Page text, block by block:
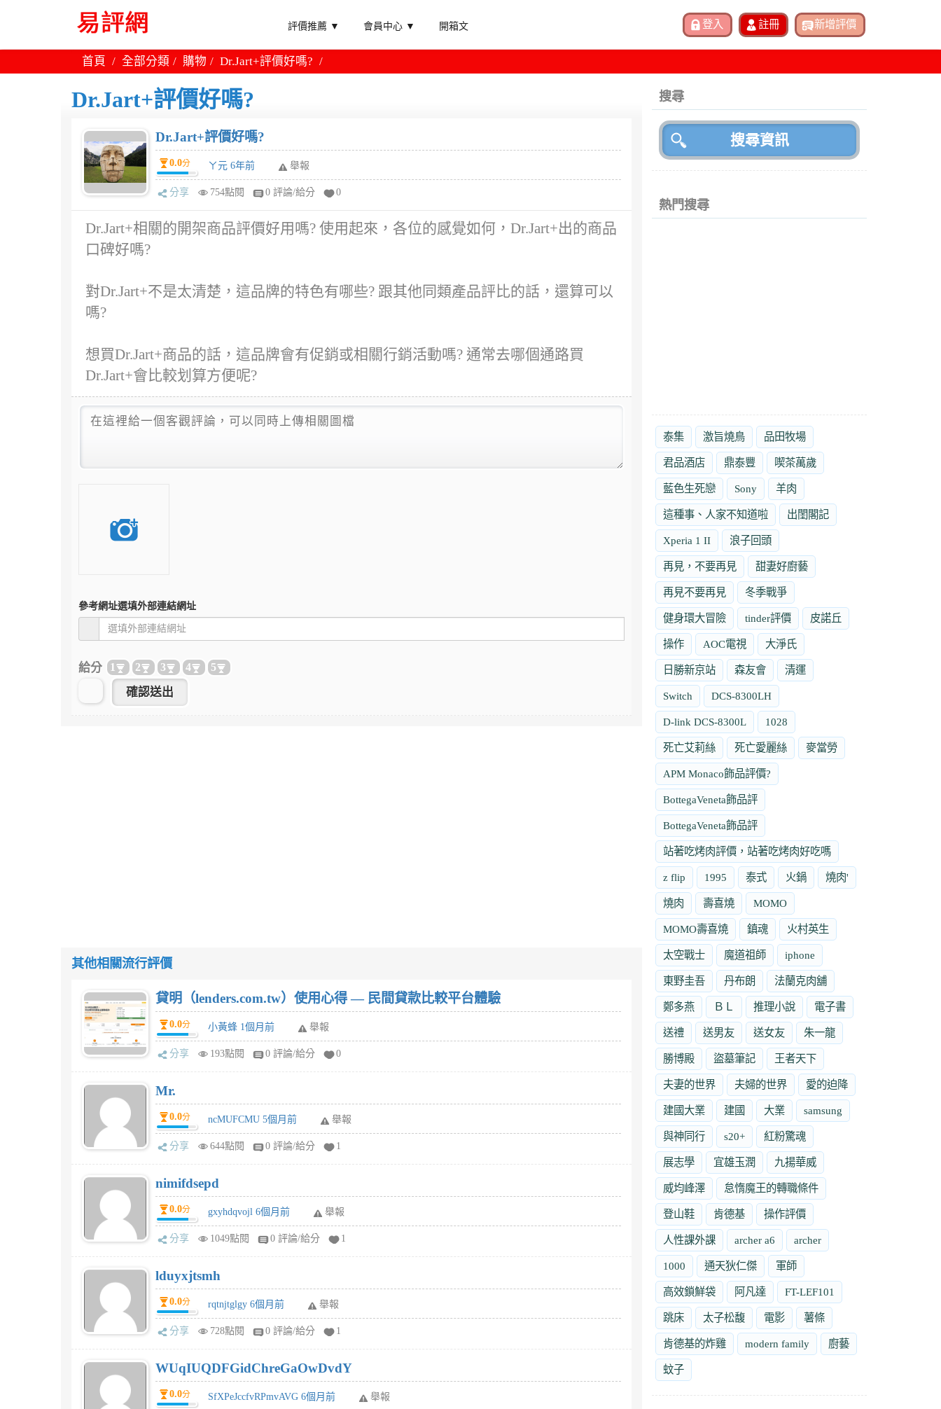
評價推薦 ▼ 會員中心 ▼ 開箱文
首頁 全部分類 購物 Dr.Jart+評價好嗎?
Dr.Jart+評價好嗎?
Dr.Jart+評價好嗎?
0.0分 ㄚ元 6年前 舉報
分享 754點閱 0 評論/給分 0
Dr.Jart+相關的開架商品評價好用嗎? 使用起來，各位的感覺如何，Dr.Jart+出的商品
口碑好嗎?
對Dr.Jart+不是太清楚，這品牌的特色有哪些? 跟其他同類產品評比的話，還算可以
嗎?
想買Dr.Jart+商品的話，這品牌會有促銷或相關行銷活動嗎? 通常去哪個通路買
Dr.Jart+會比較划算方便呢?
參考網址選填外部連結網址
給分 1 2 3 4 5
其他相關流行評價
貸明（lenders.com.tw）使用心得 — 民間貸款比較平台體驗
0.0分 小黃蜂 1個月前 舉報
分享 193點閱 0 評論/給分 0
Mr.
0.0分 ncMUFCMU 5個月前 舉報
分享 644點閱 0 評論/給分 1
nimifdsepd
0.0分 gxyhdqvojl 6個月前 舉報
分享 1049點閱 0 評論/給分 1
lduyxjtsmh
0.0分 rqtnjtglgy 6個月前 舉報
分享 728點閱 0 評論/給分 1
WUqIUQDFGidChreGaOwDvdY
0.0分 SfXPeJccfvRPmvAVG 6個月前 舉報
搜尋
熱門搜尋
泰集 激旨燒鳥 品田牧場
君品酒店 鼎泰豐 喫茶萬歲
藍色生死戀 Sony 羊肉
這種事、人家不知道啦 出閨閣記
Xperia 1 II 浪子回頭
再見，不要再見 甜妻好廚藝
再見不要再見 冬季戰爭
健身環大冒險 tinder評價 皮諾丘
操作 AOC電視 大淨氏
日勝新京站 森友會 清運
Switch DCS-8300LH
D-link DCS-8300L 1028
死亡艾莉絲 死亡愛麗絲 麥當勞
APM Monaco飾品評價?
BottegaVeneta飾品評
BottegaVeneta飾品評
站著吃烤肉評價，站著吃烤肉好吃嗎
z flip 1995 泰式 火鍋 燒肉'
燒肉 壽喜燒 MOMO
MOMO壽喜燒 鎮魂 火村英生
太空戰士 魔道祖師 iphone
東野圭吾 丹布朗 法蘭克肉舖
鄭多燕 ＢＬ 推理小說 電子書
送禮 送男友 送女友 朱一龍
勝博殿 盜墓筆記 王者天下
夫妻的世界 夫婦的世界 愛的迫降
建國大業 建國 大業 samsung
與神同行 s20+ 紅粉驚魂
展志學 宜雄玉潤 九揚華威
威均峰澤 怠惰魔王的轉職條件
登山鞋 肯德基 操作評價
人性課外課 archer a6 archer
1000 通天狄仁傑 軍師
高效鎖鮮袋 阿凡達 FT-LEF101
跳床 太子松馥 電影 薯條
肯德基的炸雞 modern family 廚藝
蚊子